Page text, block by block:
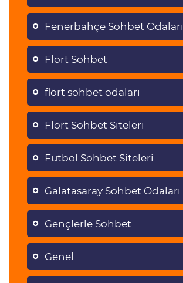
Fenerbahçe Sohbet Odaları
Flört Sohbet
flört sohbet odaları
Flört Sohbet Siteleri
Futbol Sohbet Siteleri
Galatasaray Sohbet Odaları
Gençlerle Sohbet
Genel